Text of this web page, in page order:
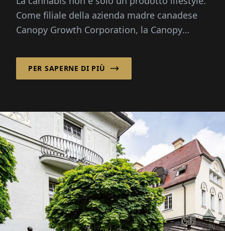
Come filiale della azienda madre canadese
Canopy Growth Corporation, la Canopy
cannabis medica...
PER SAPERNE DI PIÙ